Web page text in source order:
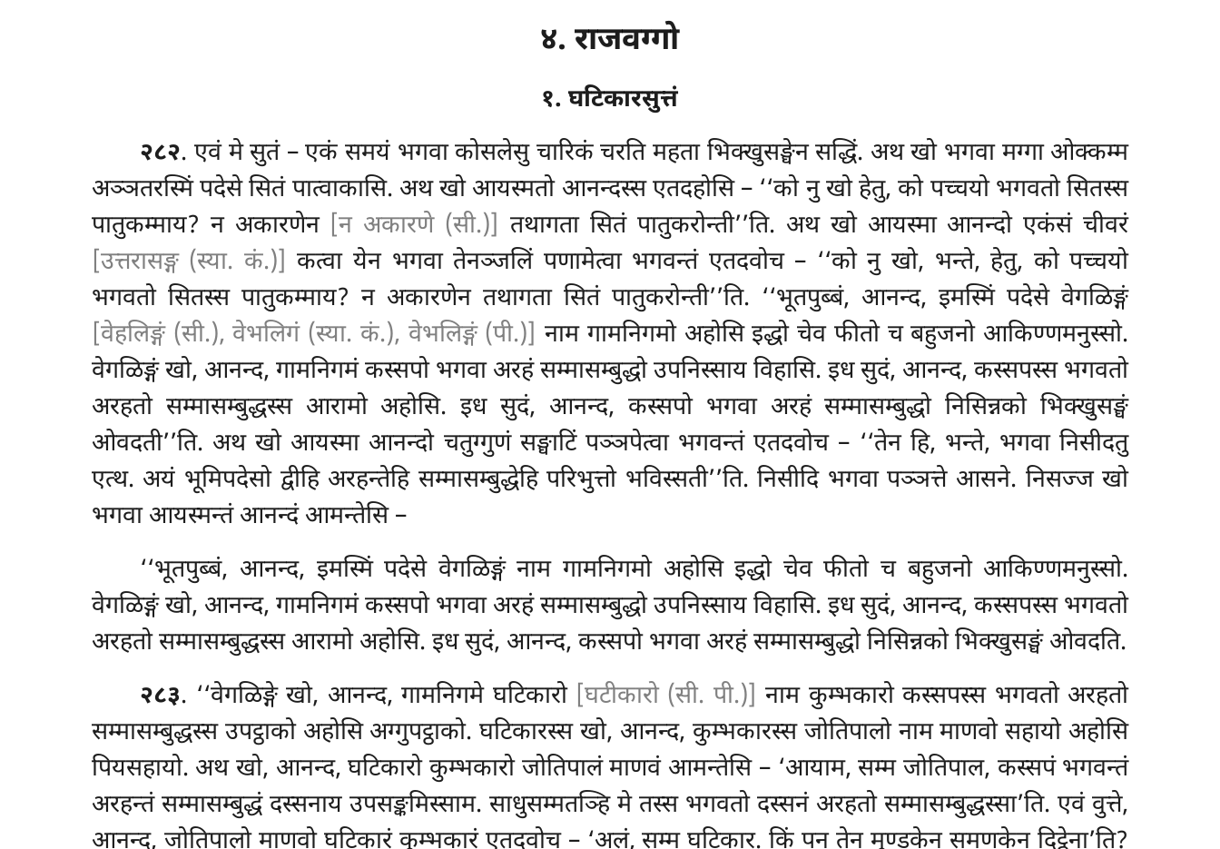
४. राजवग्गो
१. घटिकारसुत्तं
२८२. एवं मे सुतं – एकं समयं भगवा कोसलेसु चारिकं चरति महता भिक्खुसङ्घेन सद्धिं. अथ खो भगवा मग्गा ओक्कम्म
अञ्ञतरस्मिं पदेसे सितं पात्वाकासि. अथ खो आयस्मतो आनन्दस्स एतदहोसि – ‘‘को नु खो हेतु, को पच्चयो भगवतो सितस्स
पातुकम्माय? न अकारणेन [न अकारणे (सी.)] तथागता सितं पातुकरोन्ती’’ति. अथ खो आयस्मा आनन्दो एकंसं चीवरं
[उत्तरासङ्ग (स्या. कं.)] कत्वा येन भगवा तेनञ्जलिं पणामेत्वा भगवन्तं एतदवोच – ‘‘को नु खो, भन्ते, हेतु, को पच्चयो
भगवतो सितस्स पातुकम्माय? न अकारणेन तथागता सितं पातुकरोन्ती’’ति. ‘‘भूतपुब्बं, आनन्द, इमस्मिं पदेसे वेगळिङ्गं
[वेहलिङ्गं (सी.), वेभलिगं (स्या. कं.), वेभलिङ्गं (पी.)] नाम गामनिगमो अहोसि इद्धो चेव फीतो च बहुजनो आकिण्णमनुस्सो.
वेगळिङ्गं खो, आनन्द, गामनिगमं कस्सपो भगवा अरहं सम्मासम्बुद्धो उपनिस्साय विहासि. इध सुदं, आनन्द, कस्सपस्स भगवतो
अरहतो सम्मासम्बुद्धस्स आरामो अहोसि. इध सुदं, आनन्द, कस्सपो भगवा अरहं सम्मासम्बुद्धो निसिन्नको भिक्खुसङ्घं
ओवदती’’ति. अथखो आयस्मा आनन्दो चतुग्गुणं सङ्घाटिं पञ्ञपेत्वा भगवन्तं एतदवोच – ‘‘तेन हि, भन्ते, भगवा निसीदतु
एत्थ. अयं भूमिपदेसो द्वीहि अरहन्तेहि सम्मासम्बुद्धेहि परिभुत्तो भविस्सती’’ति. निसीदि भगवा पञ्ञत्ते आसने. निसज्ज खो
भगवा आयस्मन्तं आनन्दं आमन्तेसि –
‘‘भूतपुब्बं, आनन्द, इमस्मिं पदेसे वेगळिङ्गं नाम गामनिगमो अहोसि इद्धो चेव फीतो च बहुजनो आकिण्णमनुस्सो.
वेगळिङ्गं खो, आनन्द, गामनिगमं कस्सपो भगवा अरहं सम्मासम्बुद्धो उपनिस्साय विहासि. इध सुदं, आनन्द, कस्सपस्स भगवतो
अरहतो सम्मासम्बुद्धस्स आरामो अहोसि. इध सुदं, आनन्द, कस्सपो भगवा अरहं सम्मासम्बुद्धो निसिन्नको भिक्खुसङ्घं ओवदति.
२८३. ‘‘वेगळिङ्गे खो, आनन्द, गामनिगमे घटिकारो [घटीकारो (सी. पी.)] नाम कुम्भकारो कस्सपस्स भगवतो अरहतो
सम्मासम्बुद्धस्स उपट्ठाको अहोसि अग्गुपट्ठाको. घटिकारस्स खो, आनन्द, कुम्भकारस्स जोतिपालो नाम माणवो सहायो अहोसि
पियसहायो. अथ खो, आनन्द, घटिकारो कुम्भकारो जोतिपालं माणवं आमन्तेसि – ‘आयाम, सम्म जोतिपाल, कस्सपं भगवन्तं
अरहन्तं सम्मासम्बुद्धं दस्सनाय उपसङ्कमिस्साम. साधुसम्मतञ्हि मे तस्स भगवतो दस्सनं अरहतो सम्मासम्बुद्धस्सा’ति. एवं वुत्ते,
आनन्द, जोतिपालो माणवो घटिकारं कुम्भकारं एतदवोच – ‘अलं, सम्म घटिकार. किं पन तेन मुण्डकेन समणकेनदिट्ठेना’ति?